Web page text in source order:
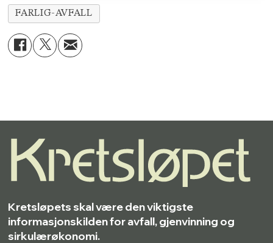
FARLIG-AVFALL
Kretsløpets skal være den viktigste
informasjonskilden for avfall, gjenvinning og
sirkulærøkonomi.